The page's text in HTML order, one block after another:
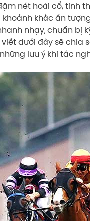
nét hoài cổ, tinh
khắc ấn
nhạy, chuẩn bị
dưới đây sẽ chia
lưu ý khi tác